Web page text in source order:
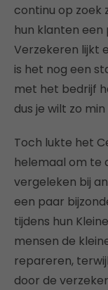
continu op zoek
hun klanten
Verzekeren lijkt
is het nog een
met het bedrijf
dus je wilt zo
Toch lukte het
helemaal om te
vergeleken bij
een paar
tijdens hun
mensen de
repareren,
door de